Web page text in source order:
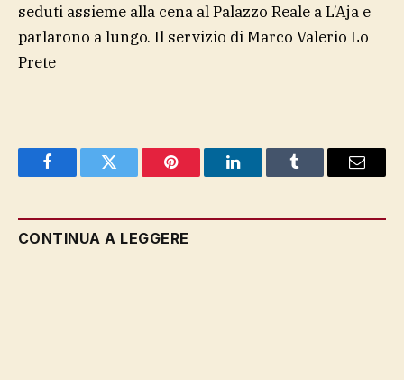
seduti assieme alla cena al Palazzo Reale a L’Aja e
parlarono a lungo. Il servizio di Marco Valerio Lo
Prete
FacebookTwitter Pinterest LinkedInTumblr Email
CONTINUA A LEGGERE